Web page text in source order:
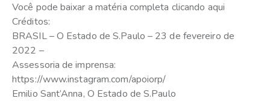
Você pode baixar a matéria completa clicando aqui
Créditos:
BRASIL – O Estado de S.Paulo – 23 de fevereiro de
2022 –
Assessoria de imprensa:
https://www.instagram.com/apoiorp/
Emilio Sant’Anna, O Estado de S.Paulo